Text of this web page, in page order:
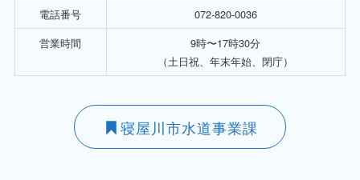
電話番号
072-820-0036
営業時間
9時〜17時30分
（土日祝、年末年始、閉庁）
寝屋川市水道事業課